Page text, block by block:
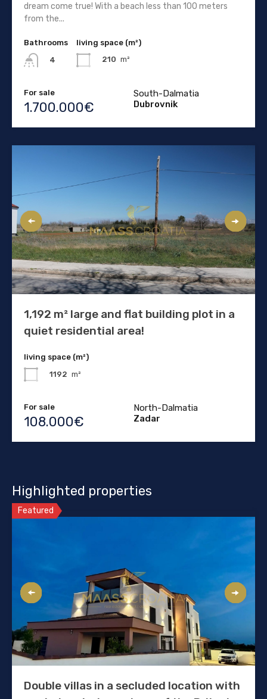
dream come true! With a beach less than 100 meters
from the...
Bathrooms
4
living space (m²)
210 m²
For sale
1.700.000€
South-Dalmatia
Dubrovnik
1,192 m² large and flat building plot in a
quiet residential area!
living space (m²)
1192 m²
For sale
108.000€
North-Dalmatia
Zadar
Highlighted properties
Featured
Double villas in a secluded location with